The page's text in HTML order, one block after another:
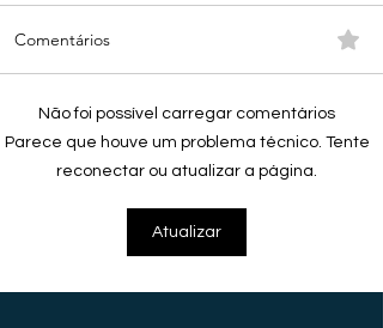
Comentários
Não foi possível carregar comentários
Parece que houve um problema técnico. Tente
reconectar ou atualizar a página.
Atualizar